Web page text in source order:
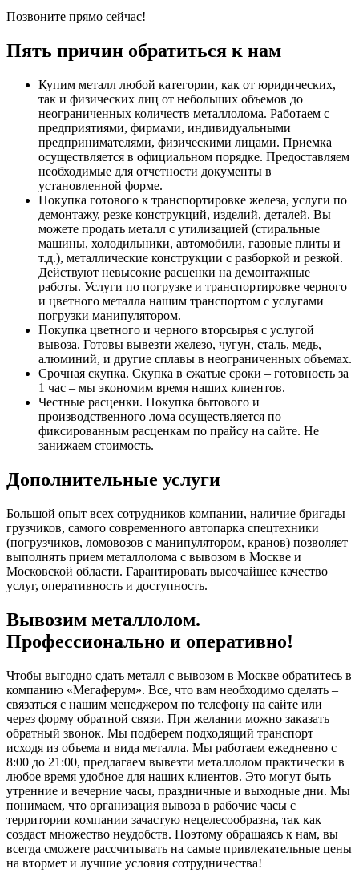
Позвоните прямо сейчас!
Пять причин обратиться к нам
Купим металл любой категории, как от юридических,
так и физических лиц от небольших объемов до
неограниченных количеств металлолома. Работаем с
предприятиями, фирмами, индивидуальными
предпринимателями, физическими лицами. Приемка
осуществляется в официальном порядке. Предоставляем
необходимые для отчетности документы в
установленной форме.
Покупка готового к транспортировке железа, услуги по
демонтажу, резке конструкций, изделий, деталей. Вы
можете продать металл с утилизацией (стиральные
машины, холодильники, автомобили, газовые плиты и
т.д.), металлические конструкции с разборкой и резкой.
Действуют невысокие расценки на демонтажные
работы. Услуги по погрузке и транспортировке черного
и цветного металла нашим транспортом с услугами
погрузки манипулятором.
Покупка цветного и черного вторсырья с услугой
вывоза. Готовы вывезти железо, чугун, сталь, медь,
алюминий, и другие сплавы в неограниченных объемах.
Срочная скупка. Скупка в сжатые сроки – готовность за
1 час – мы экономим время наших клиентов.
Честные расценки. Покупка бытового и
производственного лома осуществляется по
фиксированным расценкам по прайсу на сайте. Не
занижаем стоимость.
Дополнительные услуги
Большой опыт всех сотрудников компании, наличие бригады
грузчиков, самого современного автопарка спецтехники
(погрузчиков, ломовозов с манипулятором, кранов) позволяет
выполнять прием металлолома с вывозом в Москве и
Московской области. Гарантировать высочайшее качество
услуг, оперативность и доступность.
Вывозим металлолом.
Профессионально и оперативно!
Чтобы выгодно сдать металл с вывозом в Москве обратитесь в
компанию «Мегаферум». Все, что вам необходимо сделать –
связаться с нашим менеджером по телефону на сайте или
через форму обратной связи. При желании можно заказать
обратный звонок. Мы подберем подходящий транспорт
исходя из объема и вида металла. Мы работаем ежедневно с
8:00 до 21:00, предлагаем вывезти металлолом практически в
любое время удобное для наших клиентов. Это могут быть
утренние и вечерние часы, праздничные и выходные дни. Мы
понимаем, что организация вывоза в рабочие часы с
территории компании зачастую нецелесообразна, так как
создаст множество неудобств. Поэтому обращаясь к нам, вы
всегда сможете рассчитывать на самые привлекательные цены
на втормет и лучшие условия сотрудничества!